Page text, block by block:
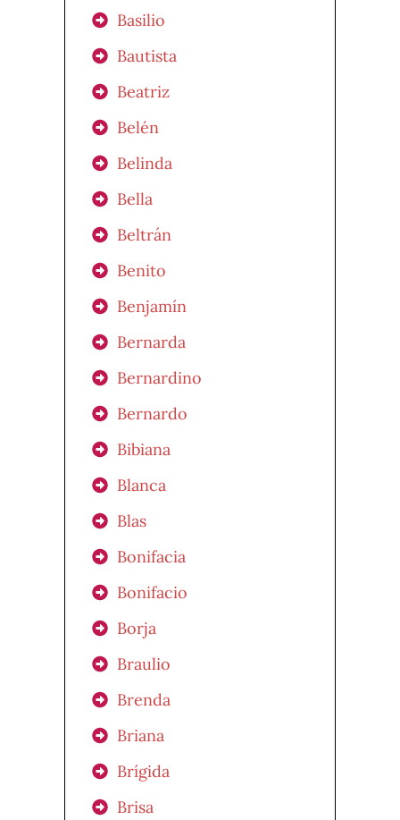
Basilio
Bautista
Beatriz
Belén
Belinda
Bella
Beltrán
Benito
Benjamín
Bernarda
Bernardino
Bernardo
Bibiana
Blanca
Blas
Bonifacia
Bonifacio
Borja
Braulio
Brenda
Briana
Brígida
Brisa